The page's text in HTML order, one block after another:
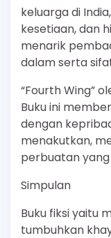
keluarga di
kesetiaan, dan
menarik
dalam serta
“Fourth Wing”
Buku ini
dengan
menakutkan,
perbuatan
Simpulan
Buku fiksi yaitu
tumbuhkan